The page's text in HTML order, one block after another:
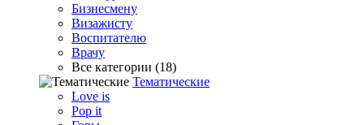
Бизнесмену
Визажисту
Воспитателю
Врачу
Все категории (18)
Тематические
Love is
Pop it